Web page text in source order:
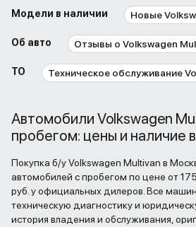
Модели в наличии Новые
Об авто Отзывы о Volkswagen
ТО Техническое обслуживание
Автомобили Volkswagen
пробегом: цены и наличие
Покупка б/у Volkswagen Multivan в
автомобилей с пробегом по цене от
руб. у официальных дилеров. Все
техническую диагностику и
история владения и обслуживания,